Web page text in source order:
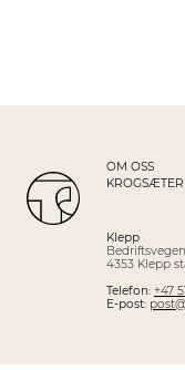
Klepp
4353 Klepp
Telefon: +47
E-post:
OM OSS
KROGSÆTER